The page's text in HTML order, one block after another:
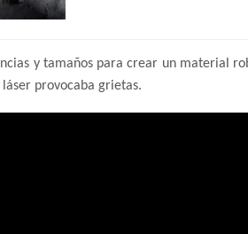
y tamaños para crear un material
provocaba grietas.